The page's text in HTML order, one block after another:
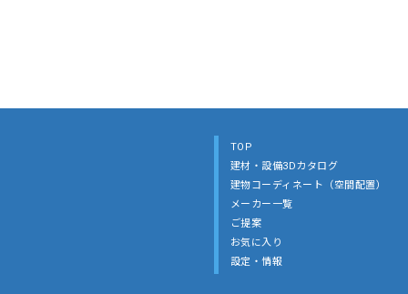
TOP
建材・設備3Dカタログ
建物コーディネート（空間配置）
メーカー一覧
ご提案
お気に入り
設定・情報